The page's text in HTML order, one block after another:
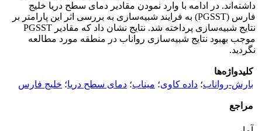
داشته‌اند. در ادامه با وارد نمودن مقادیر دمای سطح دریا خلیج
فارس (PGSST) به فرایند شبیه‌سازی به بررسی اثر این پارامتر بر
نتایج شبیه‌سازی پرداخته شد. نتایج نشان داد که مقادیر PGSST
موجب بهبود نتایج شبیه‌سازی رواناب در منطقه مورد مطالعه
نگردید.
کلیدواژه‌ها
بارش-رواناب؛ داده کاوی؛ میناب؛ دمای سطح دریا؛ خلیج فارس
مراجع